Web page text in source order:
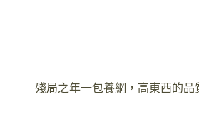
殘局之年一包養網，高東西的